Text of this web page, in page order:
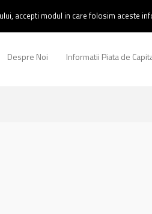
Despre Noi Informatii Piata de
accepti modul in care folosim aceste